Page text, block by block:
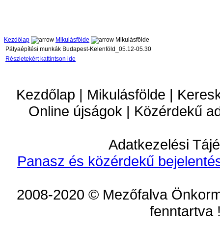
Kezdőlap Mikulásfölde
Mikulásfölde
Pályaépítési munkák Budapest-Kelenföld_05.12-05.30
Részletekért kattintson ide
Kezdőlap | Mikulásfölde |
Online újságok | Közérdekű
Adatkezelési
Panasz és közérdekű
2008-2020 © Mezőfalva
fenntartva